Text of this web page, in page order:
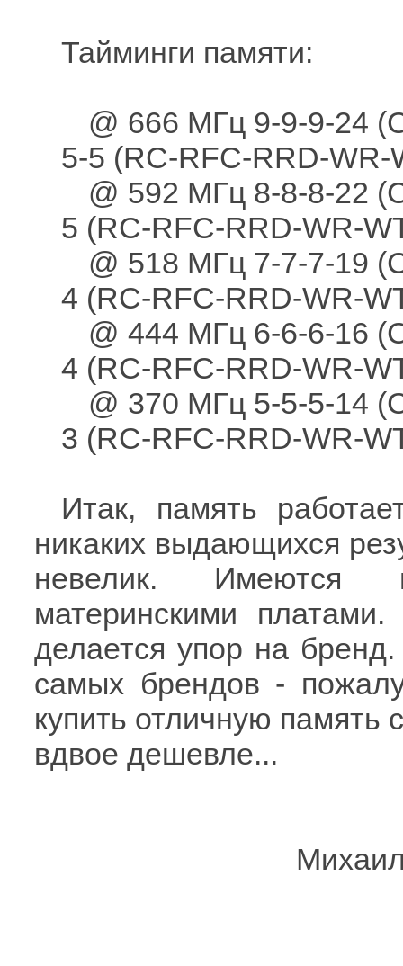
Тайминги памяти:
@ 666 МГц 9-9-9-24
5-5 (RC-RFC-RRD-WR-
@ 592 МГц 8-8-8-22
5 (RC-RFC-RRD-WR-
@ 518 МГц 7-7-7-19
4 (RC-RFC-RRD-WR-
@ 444 МГц 6-6-6-16
4 (RC-RFC-RRD-WR-
@ 370 МГц 5-5-5-14
3 (RC-RFC-RRD-WR-
Итак, память
никаких выдающихся
невелик. Имеются
материнскими
делается упор на
самых брендов -
купить отличную память
вдвое дешевле...